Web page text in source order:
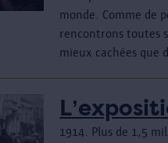
monde. Comme de
rencontrons toutes
mieux cachées que
1914. Plus de 1,5